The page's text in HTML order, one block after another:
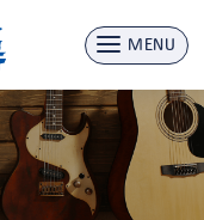
MENU